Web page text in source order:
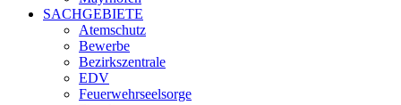
SACHGEBIETE
Atemschutz
Bewerbe
Bezirkszentrale
EDV
Feuerwehrseelsorge